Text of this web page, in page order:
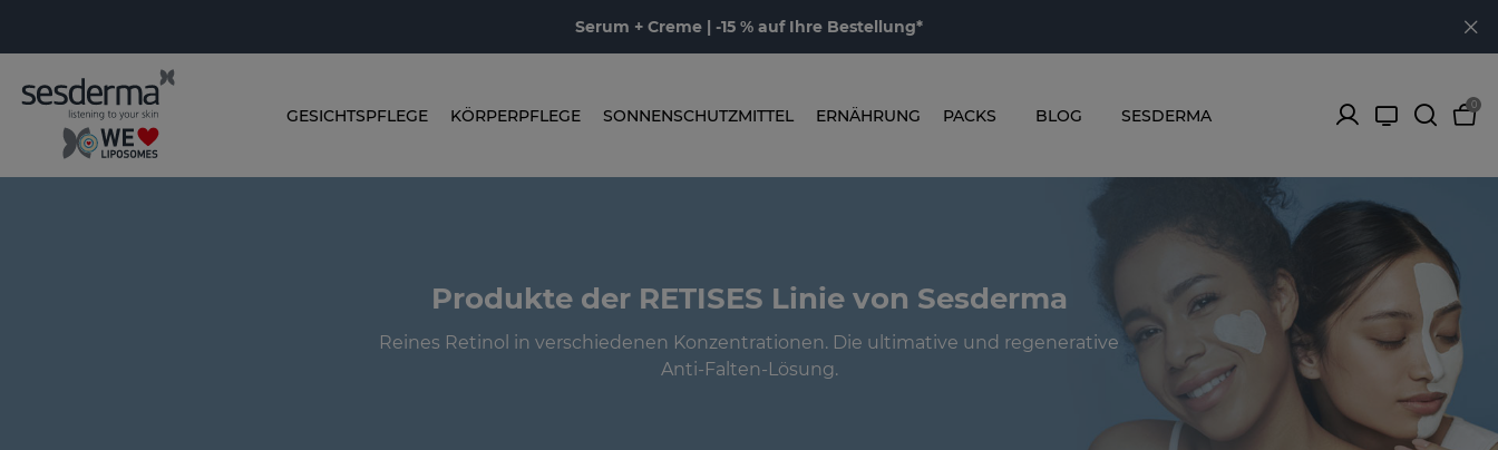
Serum + Creme | -15 % auf Ihre Bestellung*
GESICHTSPFLEGE KÖRPERPFLEGE SONNENSCHUTZMITTEL ERNÄHRUNG PACKS BLOG SESDERMA
0
Produkte der RETISES Linie von Sesderma
Reines Retinol in verschiedenen Konzentrationen. Die ultimative und regenerative
Anti-Falten-Lösung.